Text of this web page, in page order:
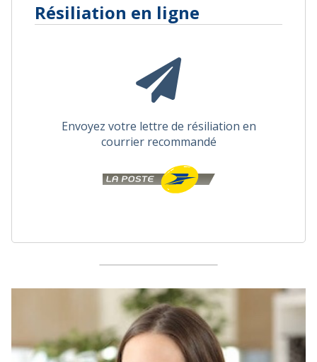
Résiliation en ligne
Envoyez votre lettre de résiliation en
courrier recommandé